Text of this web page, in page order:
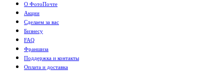
О ФотоПочте
Акции
Сделаем за вас
Бизнесу
FAQ
Франшиза
Поддержка и контакты
Оплата и доставка